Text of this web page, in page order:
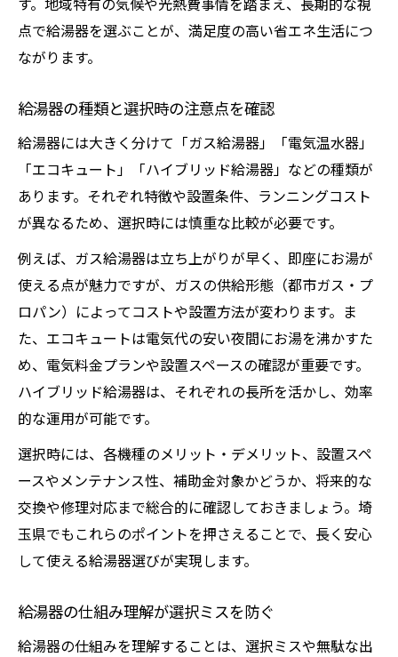
点で給湯器を選ぶことが、満足度の高い省エネ生活につ
ながります。
給湯器の種類と選択時の注意点を確認
給湯器には大きく分けて「ガス給湯器」「電気温水器」
「エコキュート」「ハイブリッド給湯器」などの種類が
あります。それぞれ特徴や設置条件、ランニングコスト
が異なるため、選択時には慎重な比較が必要です。
例えば、ガス給湯器は立ち上がりが早く、即座にお湯が
使える点が魅力ですが、ガスの供給形態（都市ガス・プ
ロパン）によってコストや設置方法が変わります。ま
た、エコキュートは電気代の安い夜間にお湯を沸かすた
め、電気料金プランや設置スペースの確認が重要です。
ハイブリッド給湯器は、それぞれの長所を活かし、効率
的な運用が可能です。
選択時には、各機種のメリット・デメリット、設置スペ
ースやメンテナンス性、補助金対象かどうか、将来的な
交換や修理対応まで総合的に確認しておきましょう。埼
玉県でもこれらのポイントを押さえることで、長く安心
して使える給湯器選びが実現します。
給湯器の仕組み理解が選択ミスを防ぐ
給湯器の仕組みを理解することは、選択ミスや無駄な出